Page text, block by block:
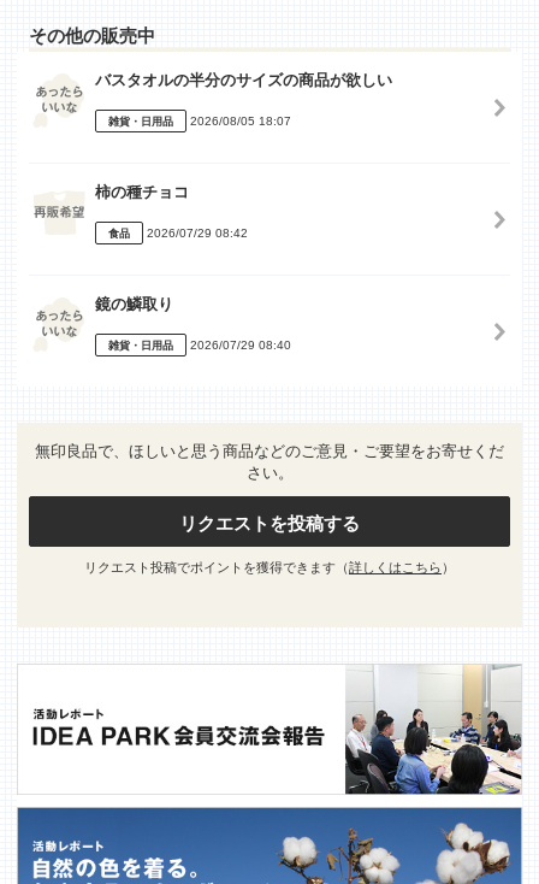
その他の販売中
バスタオルの半分のサイズの商品が欲しい
雑貨・日用品 2026/08/05 18:07
柿の種チョコ
食品 2026/07/29 08:42
鏡の鱗取り
雑貨・日用品 2026/07/29 08:40
無印良品で、ほしいと思う商品などのご意見・ご要望をお寄せくだ
さい。
リクエストを投稿する
リクエスト投稿でポイントを獲得できます（詳しくはこちら ）